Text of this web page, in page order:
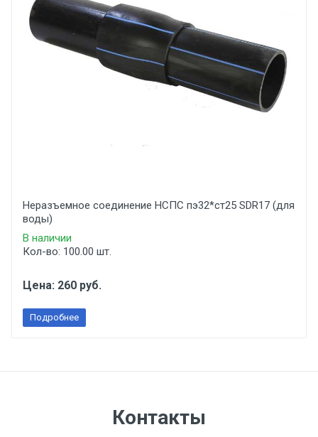
Неразъемное соединение НСПС пэ32*ст25 SDR17 (для
воды)
В наличии
Кол-во: 100.00 шт.
Цена: 260 руб.
Подробнее
Контакты